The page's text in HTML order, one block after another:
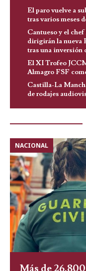
El paro vuelve a
tras varios meses
Cantueso y el
dirigirán la nueva
tras una inversión
El XI Trofeo
Almagro FSF
Castilla-La
de rodajes
NACIONAL
Más de